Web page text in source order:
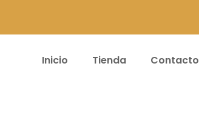
Inicio Tienda Contacto